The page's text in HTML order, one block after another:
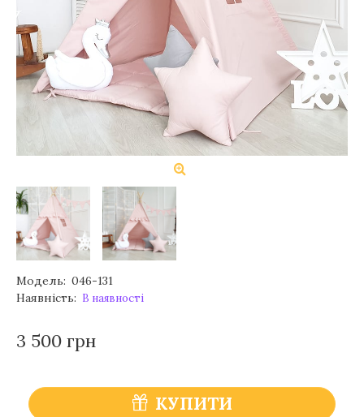
Модель: 046-131
Наявність: В наявності
3 500 грн
КУПИТИ